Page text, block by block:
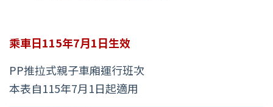
乘車日115年7月1日生效
PP推拉式親子車廂運行班次
本表自115年7月1日起適用